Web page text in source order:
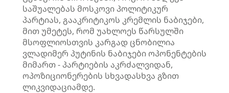
საშუალებას მოსკოვი პოლიტიკურ
პარტიას, გააკრიტიკოს კრემლის ნაბიჯები,
მით უმეტეს, რომ უახლოეს წარსულში
მსოფლიოსთვის კარგად ცნობილია
ვლადიმერ პუტინის ნაბიჯები ოპონენტების
მიმართ - პარტიების აკრძალვიდან,
ოპოზიციონერების სხვადასხვა გზით
ლიკვიდაციამდე.